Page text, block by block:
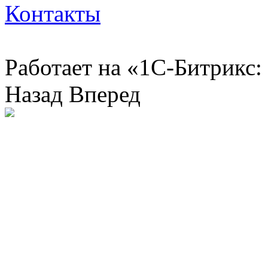
Контакты
Работает на «1С-
Назад Вперед